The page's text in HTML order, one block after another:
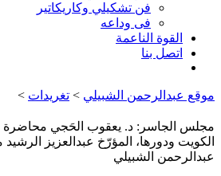
فن تشكيلي وكاريكاتير
فى وداعه
القوة الناعمة
اتصل بنا
موقع عبدالرحمن الشبيلي > تغريدات >
مجلس الجاسر: د. يعقوب الحَجي محاضرة
الكويت ودورها، المؤرّخ عبدالعزيز الرشيد
عبدالرحمن الشبيلي